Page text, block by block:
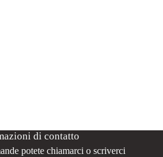
di contatto
potete chiamarci o scriverci